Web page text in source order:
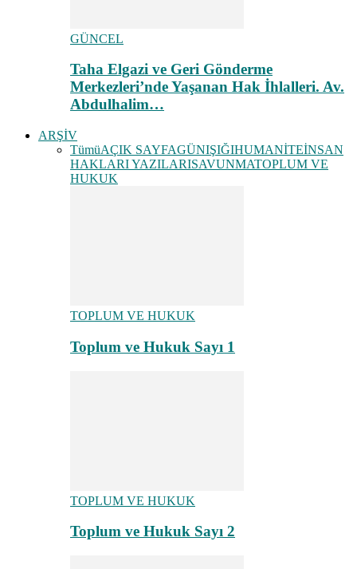
GÜNCEL
Taha Elgazi ve Geri Gönderme
Merkezleri’nde Yaşanan Hak İhlalleri. Av.
Abdulhalim…
ARŞİV
TümüAÇIK SAYFAGÜNIŞIĞIHUMANİTEİNSAN
HAKLARI YAZILARISAVUNMATOPLUM VE
HUKUK
TOPLUM VE HUKUK
Toplum ve Hukuk Sayı 1
TOPLUM VE HUKUK
Toplum ve Hukuk Sayı 2